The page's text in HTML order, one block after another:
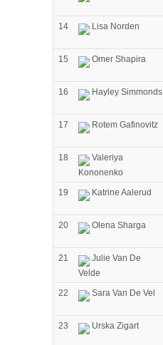
14
Lisa Norden
15
Omer Shapira
16
Hayley Simmonds
17
Rotem Gafinovitz
18
Valeriya
Kononenko
19 Katrine Aalerud
20
Olena Sharga
21
Julie Van De
Velde
22 Sara Van De Vel
23
Urska Zigart